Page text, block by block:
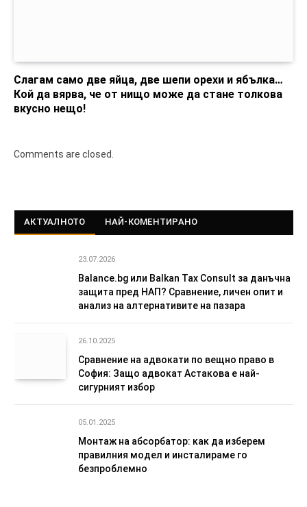
Слагам само две яйца, две шепи орехи и ябълка…
Кой да вярва, че от нищо може да стане толкова
вкусно нещо!
Comments are closed.
АКТУАЛНОТО НАЙ-КОМЕНТИРАНО
23.07.2026
Balance.bg или Balkan Tax Consult за данъчна
защита пред НАП? Сравнение, личен опит и
анализ на алтернативите на пазара
26.10.2025
Сравнение на адвокати по вещно право в
София: Защо адвокат Астакова е най-
сигурният избор
05.01.2025
Монтаж на абсорбатор: как да изберем
правилния модел и инсталираме го
безпроблемно